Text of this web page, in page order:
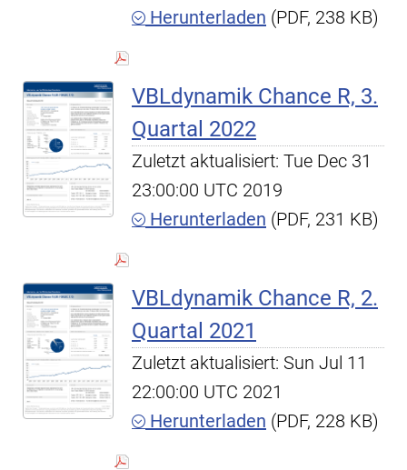
Herunterladen (PDF, 238 KB)
VBLdynamik Chance R, 3.
Quartal 2022
Zuletzt aktualisiert: Tue Dec 31
23:00:00 UTC 2019
Herunterladen (PDF, 231 KB)
VBLdynamik Chance R, 2.
Quartal 2021
Zuletzt aktualisiert: Sun Jul 11
22:00:00 UTC 2021
Herunterladen (PDF, 228 KB)